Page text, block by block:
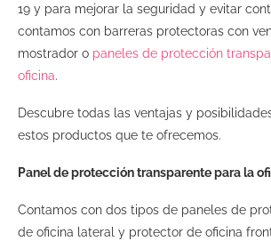
19 y para mejorar la seguridad y evitar
contamos con barreras protectoras con
mostrador o paneles de protección
oficina.
Descubre todas las ventajas y
estos productos que te ofrecemos.
Panel de protección transparente para la
Contamos con dos tipos de paneles de
de oficina lateral y protector de oficina